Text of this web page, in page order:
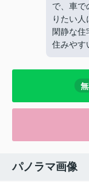
で、車で
りたい人
閑静な住
住みやす
パノラマ画像